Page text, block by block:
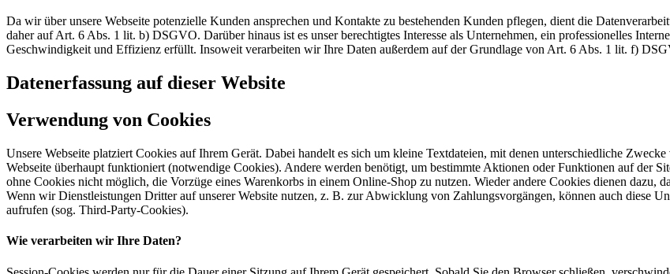
Da wir über unsere Webseite potenzielle Kunden ansprechen und Kontakte zu bestehenden Kunden pflegen, dient die
daher auf Art. 6 Abs. 1 lit. b) DSGVO. Darüber hinaus ist es unser berechtigtes Interesse als Unternehmen, ein professionelles
Geschwindigkeit und Effizienz erfüllt. Insoweit verarbeiten wir Ihre Daten außerdem auf der Grundlage von Art. 6 Abs. 1 lit. f)
Datenerfassung auf dieser Website
Verwendung von Cookies
Unsere Webseite platziert Cookies auf Ihrem Gerät. Dabei handelt es sich um kleine Textdateien, mit denen unterschiedliche
Webseite überhaupt funktioniert (notwendige Cookies). Andere werden benötigt, um bestimmte Aktionen oder Funktionen auf der
ohne Cookies nicht möglich, die Vorzüge eines Warenkorbs in einem Online-Shop zu nutzen. Wieder andere Cookies dienen dazu,
Wenn wir Dienstleistungen Dritter auf unserer Website nutzen, z. B. zur Abwicklung von Zahlungsvorgängen, können auch diese
aufrufen (sog. Third-Party-Cookies).
Wie verarbeiten wir Ihre Daten?